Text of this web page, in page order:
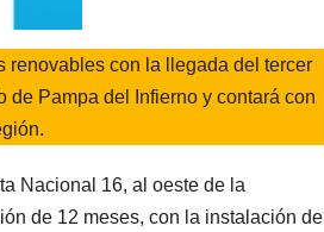
renovables con la llegada del tercer
de Pampa del Infierno y contará con
Nacional 16, al oeste de la
de 12 meses, con la instalación de